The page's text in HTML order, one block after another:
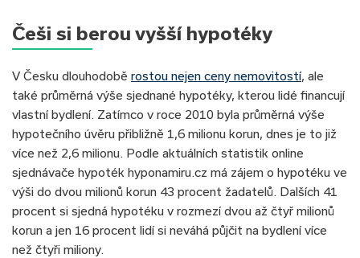
Češi si berou vyšší hypotéky
V Česku dlouhodobě rostou nejen ceny nemovitostí, ale
také průměrná výše sjednané hypotéky, kterou lidé financují
vlastní bydlení. Zatímco v roce 2010 byla průměrná výše
hypotečního úvěru přibližně 1,6 milionu korun, dnes je to již
více než 2,6 milionu. Podle aktuálních statistik online
sjednávače hypoték hyponamiru.cz má zájem o hypotéku ve
výši do dvou milionů korun 43 procent žadatelů. Dalších 41
procent si sjedná hypotéku v rozmezí dvou až čtyř milionů
korun a jen 16 procent lidí si neváhá půjčit na bydlení více
než čtyři miliony.